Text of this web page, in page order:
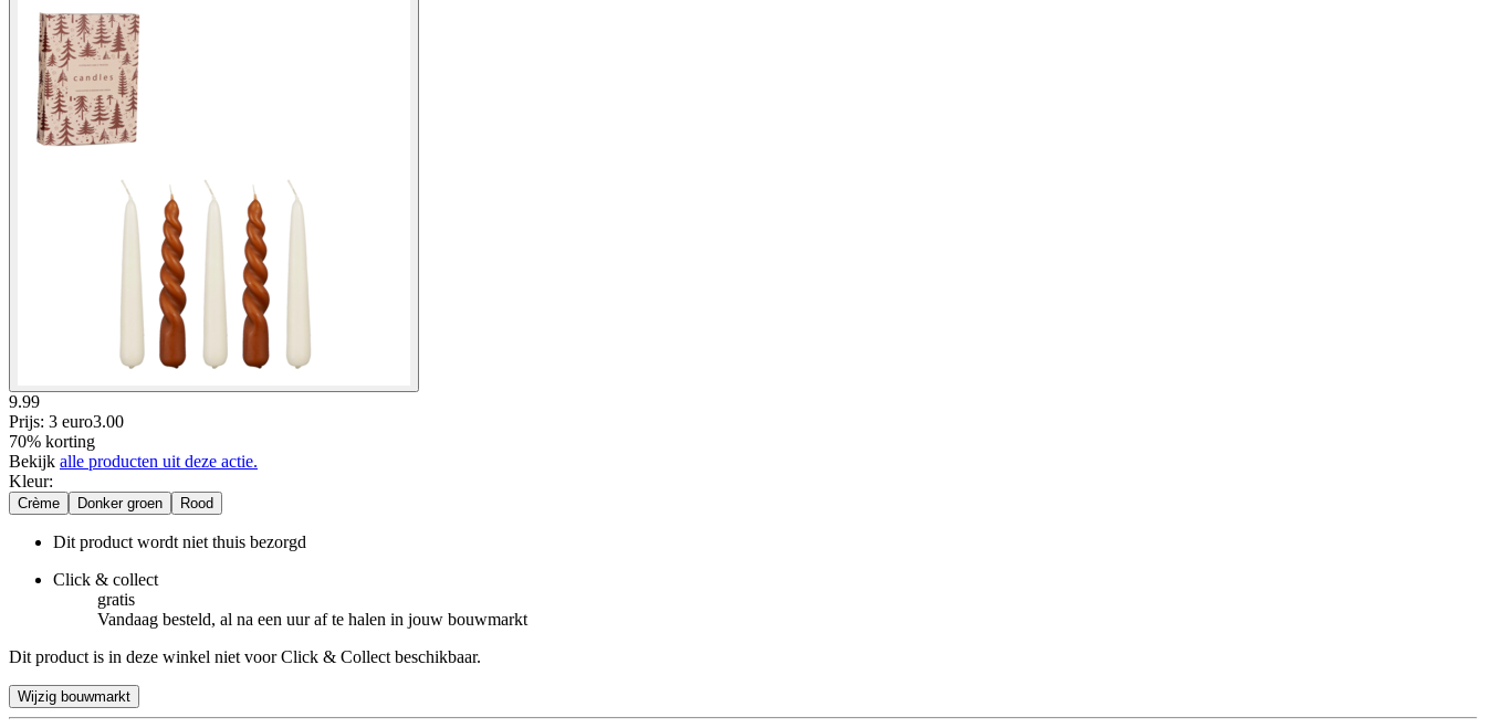
9.99
Prijs: 3 euro3.00
70% korting
Bekijk alle producten uit deze actie.
Kleur:
Crème Donker groen Rood
Dit product wordt niet thuis bezorgd
Click & collect
gratis
Vandaag besteld, al na een uur af te halen in jouw bouwmarkt
Dit product is in deze winkel niet voor Click & Collect beschikbaar.
Wijzig bouwmarkt